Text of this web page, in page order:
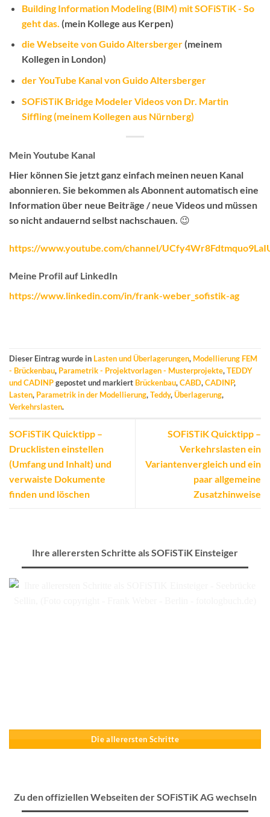
Building Information Modeling (BIM) mit SOFiSTiK - So
geht das. (mein Kollege aus Kerpen)
die Webseite von Guido Altersberger(meinem
Kollegen in London)
der YouTube Kanal von Guido Altersberger
SOFiSTiK Bridge Modeler Videos von Dr. Martin
Siffling (meinem Kollegen aus Nürnberg)
Mein Youtube Kanal
Hier können Sie jetzt ganz einfach meinen neuen Kanal
abonnieren. Sie bekommen als Abonnent automatisch eine
Information über neue Beiträge / neue Videos und müssen
so nicht andauernd selbst nachschauen. 😉
https://www.youtube.com/channel/
Meine Profil auf LinkedIn
https://www.linkedin.com/in/frank-weber_sofistik-ag
Dieser Eintrag wurde in Lasten und Überlagerungen, Modellierung FEM
- Brückenbau, Parametrik - Projektvorlagen - Musterprojekte,TEDDY
und CADINPgepostet und markiert Brückenbau,CABD,CADINP,
Lasten, Parametrik in der Modellierung,Teddy,Überlagerung,
Verkehrslasten.
SOFiSTiK Quicktipp –
Drucklisten einstellen
(Umfang und Inhalt) und
verwaiste Dokumente
finden und löschen
SOFiSTiK Quicktipp –
Verkehrslasten ein
Variantenvergleich und ein
paar allgemeine
Zusatzhinweise
Ihre allerersten Schritte als SOFiSTiK Einsteiger
Die allerersten Schritte
Zu den offiziellen Webseiten der SOFiSTiK AG wechseln